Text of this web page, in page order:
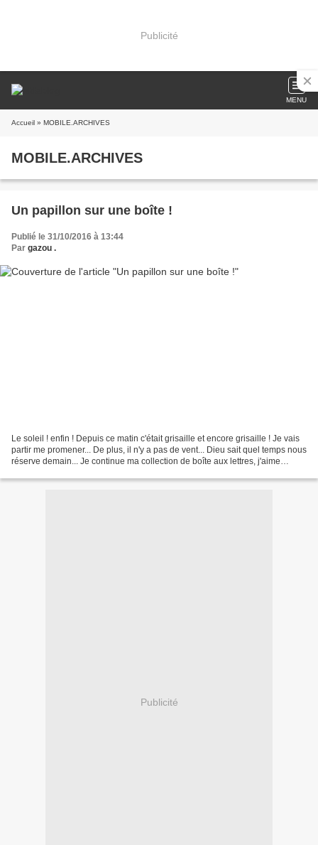
Publicité
MENU
Accueil » MOBILE.ARCHIVES
MOBILE.ARCHIVES
Un papillon sur une boîte !
Publié le 31/10/2016 à 13:44
Par gazou .
Le soleil ! enfin ! Depuis ce matin c'était grisaille et encore grisaille ! Je vais
partir me promener... De plus, il n'y a pas de vent... Dieu sait quel temps nous
réserve demain... Je continue ma collection de boîte aux lettres, j'aime
Publicité